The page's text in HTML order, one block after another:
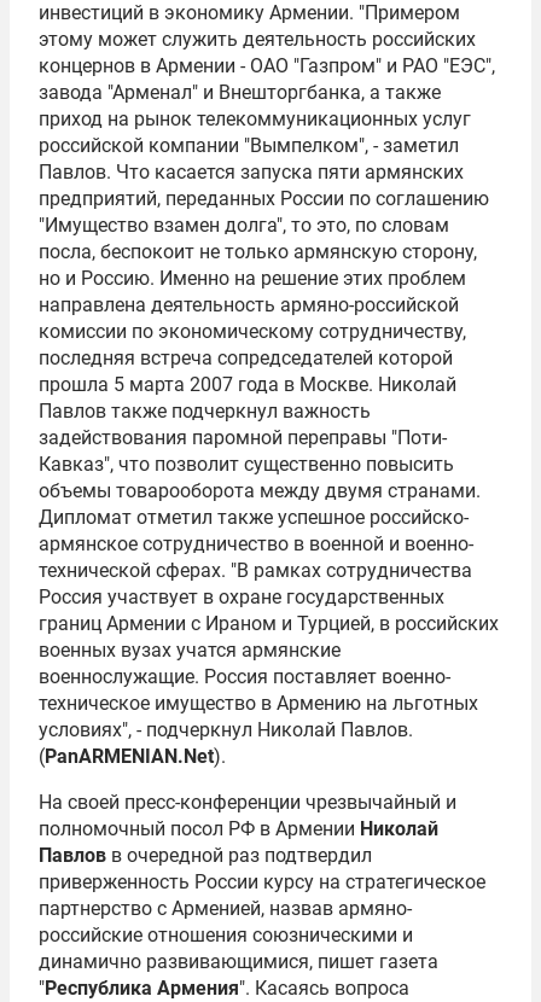
инвестиций в экономику Армении. "Примером
этому может служить деятельность российских
концернов в Армении - ОАО "Газпром" и РАО "ЕЭС",
завода "Арменал" и Внешторгбанка, а также
приход на рынок телекоммуникационных услуг
российской компании "Вымпелком", - заметил
Павлов. Что касается запуска пяти армянских
предприятий, переданных России по соглашению
"Имущество взамен долга", то это, по словам
посла, беспокоит не только армянскую сторону,
но и Россию. Именно на решение этих проблем
направлена деятельность армяно-российской
комиссии по экономическому сотрудничеству,
последняя встреча сопредседателей которой
прошла 5 марта 2007 года в Москве. Николай
Павлов также подчеркнул важность
задействования паромной переправы "Поти-
Кавказ", что позволит существенно повысить
объемы товарооборота между двумя странами.
Дипломат отметил также успешное российско-
армянское сотрудничество в военной и военно-
технической сферах. "В рамках сотрудничества
Россия участвует в охране государственных
границ Армении с Ираном и Турцией, в российских
военных вузах учатся армянские
военнослужащие. Россия поставляет военно-
техническое имущество в Армению на льготных
условиях", - подчеркнул Николай Павлов.
(PanARMENIAN.Net).
На своей пресс-конференции чрезвычайный и
полномочный посол РФ в Армении Николай
Павлов в очередной раз подтвердил
приверженность России курсу на стратегическое
партнерство с Арменией, назвав армяно-
российские отношения союзническими и
динамично развивающимися, пишет газета
"Республика Армения". Касаясь вопроса